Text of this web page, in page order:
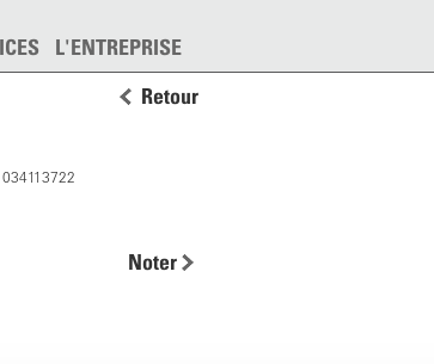
PLUS
L'ENTREPRISE
Retour
Noter